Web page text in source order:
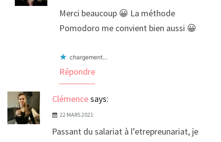
Merci beaucoup 😀 La méthode
Pomodoro me convient bien aussi 😀
chargement…
Répondre
Clémencesays:
22 MARS 2021
Passant du salariat à l’etrepreunariat, je